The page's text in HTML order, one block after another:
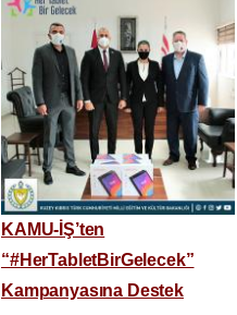
KAMU-İŞ’ten
“#HerTabletBirGelecek”
Kampanyasına Destek